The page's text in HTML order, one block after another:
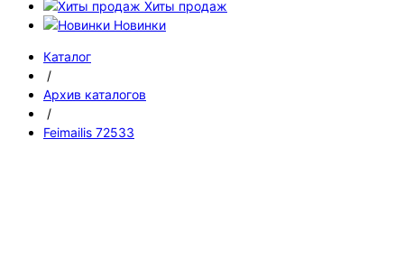
Хиты продаж
Новинки
Каталог
/
Архив каталогов
/
Feimailis 72533